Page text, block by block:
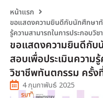
หน้าแรก
ขอแสดงความยินดีกับนักศึกษา
รู้ความสามารถในการประกอบ
ขอแสดงความยินดีกับ
สอบเพื่อประเมินความ
วิชาชีพทันตกรรม ครั้ง
4 กุมภาพันธ์ 2025